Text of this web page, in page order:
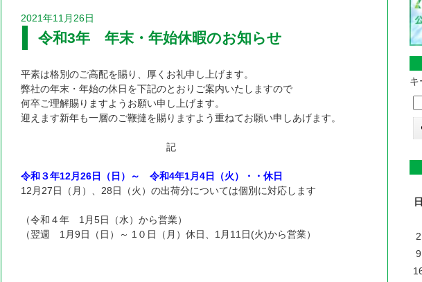
2021年11月26日
令和3年 年末・年始休暇のお知らせ
平素は格別のご高配を賜り、厚くお礼申し上げます。
弊社の年末・年始の休日を下記のとおりご案内いたしますので
何卒ご理解賜りますようお願い申し上げます。
迎えます新年も一層のご鞭撻を賜りますよう重ねてお願い申しあげます。
記
令和３年12月26日（日）～ 令和4年1月4日（火）・・休日
12月27日（月）、28日（火）の出荷分については個別に対応します
（令和４年 1月5日（水）から営業）
（翌週 1月9日（日）～ 1０日（月）休日、1月11日(火)から営業）
キ
日
2
9